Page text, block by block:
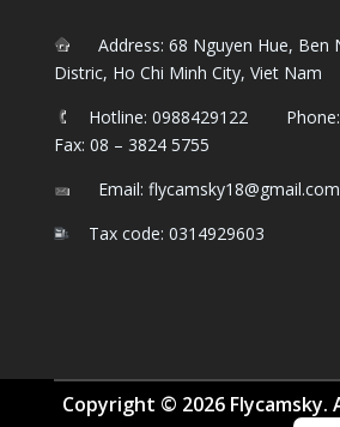
Address: 68 Nguyen Hue, Ben
Distric, Ho Chi Minh City, Viet Nam
Hotline: 0988429122 Phone:
Fax: 08 – 3824 5755
Email: flycamsky18@gmail.com
Tax code: 0314929603
Copyright © 2026 Flycamsky.